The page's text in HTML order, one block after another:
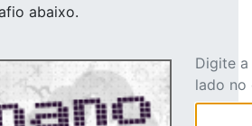
abaixo.
Digite
lado no